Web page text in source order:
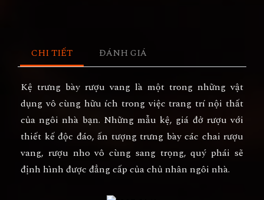
CHI TIẾT ĐÁNH GIÁ
Kệ trưng bày rượu vang là một trong những vật
dụng vô cùng hữu ích trong việc trang trí nội thất
của ngôi nhà bạn. Những mẫu kệ, giá đở rượu với
thiết kế độc đáo, ấn tượng trưng bày các chai rượu
vang, rượu nho vô cùng sang trọng, quý phái sẽ
định hình được đẳng cấp của chủ nhân ngôi nhà.